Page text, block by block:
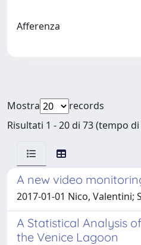
Afferenza
Mostra
records
Risultati 1 - 20 di 73 (tempo
A new video
2017-01-01 Nico, Valentini;
A Statistical Analysis
the Venice Lagoon